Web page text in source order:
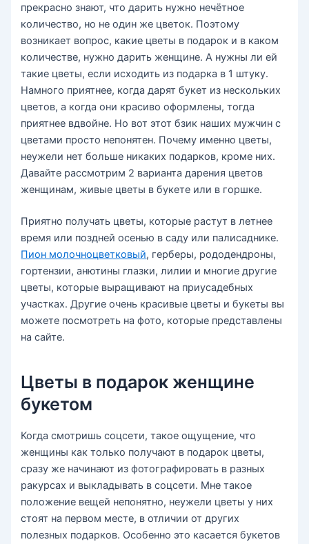
прекрасно знают, что дарить нужно нечётное
количество, но не один же цветок. Поэтому
возникает вопрос, какие цветы в подарок и в каком
количестве, нужно дарить женщине. А нужны ли ей
такие цветы, если исходить из подарка в 1 штуку.
Намного приятнее, когда дарят букет из нескольких
цветов, а когда они красиво оформлены, тогда
приятнее вдвойне. Но вот этот бзик наших мужчин с
цветами просто непонятен. Почему именно цветы,
неужели нет больше никаких подарков, кроме них.
Давайте рассмотрим 2 варианта дарения цветов
женщинам, живые цветы в букете или в горшке.
Приятно получать цветы, которые растут в летнее
время или поздней осенью в саду или палисаднике.
Пион молочноцветковый, герберы, рододендроны,
гортензии, анютины глазки, лилии и многие другие
цветы, которые выращивают на приусадебных
участках. Другие очень красивые цветы и букеты вы
можете посмотреть на фото, которые представлены
на сайте.
Цветы в подарок женщине
букетом
Когда смотришь соцсети, такое ощущение, что
женщины как только получают в подарок цветы,
сразу же начинают из фотографировать в разных
ракурсах и выкладывать в соцсети. Мне такое
положение вещей непонятно, неужели цветы у них
стоят на первом месте, в отличии от других
полезных подарков. Особенно это касается букетов